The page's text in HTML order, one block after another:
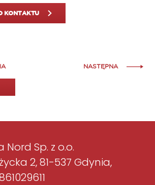
KONTAKTU
NASTĘPNA
Nord Sp. z o.o.
2, 81-537 Gdynia,